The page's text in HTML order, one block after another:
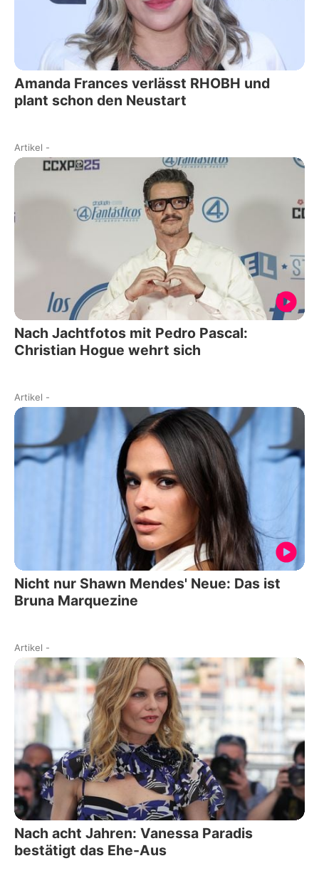
Amanda Frances verlässt RHOBH und
plant schon den Neustart
Artikel -
Nach Jachtfotos mit Pedro Pascal:
Christian Hogue wehrt sich
Artikel -
Nicht nur Shawn Mendes' Neue: Das ist
Bruna Marquezine
Artikel -
Nach acht Jahren: Vanessa Paradis
bestätigt das Ehe-Aus